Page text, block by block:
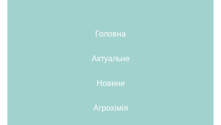
Головна
Актуальне
Новини
Агрохімія